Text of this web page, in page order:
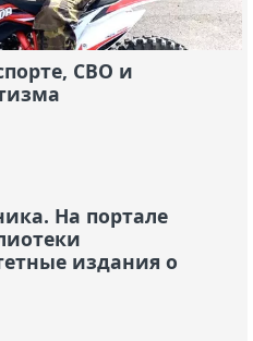
СВО и
На портале
издания о